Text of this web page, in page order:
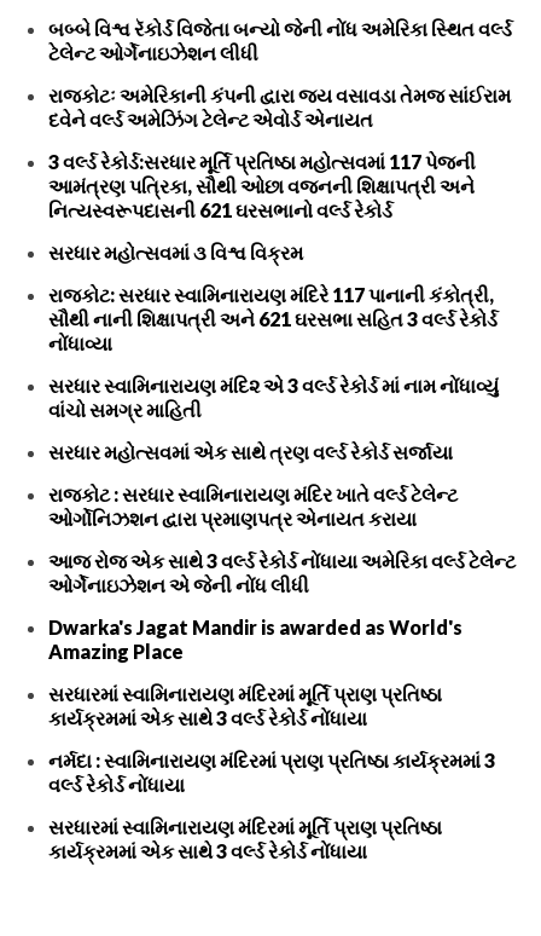
બબ્બે વિશ્વ રૅકોર્ડ વિજેતા બન્યો જેની નોંધ અમેરિકા સ્થિત વર્લ્ડ
ટેલેન્ટ ઓર્ગેનાઇઝેશન લીધી
રાજકોટઃ અમેરિકાની કંપની દ્વારા જય વસાવડા તેમજ સાંઈરામ
દવેને વર્લ્ડ અમેઝિંગ ટેલેન્ટ એવોર્ડ એનાયત
3 વર્લ્ડ રેકોર્ડ:સરધાર મૂર્તિ પ્રતિષ્ઠા મહોત્સવમાં 117 પેજની
આમંત્રણ પત્રિકા, સૌથી ઓછા વજનની શિક્ષાપત્રી અને
નિત્યસ્વરૂપદાસની 621 ઘરસભાનો વર્લ્ડ રેકોર્ડ
સરધાર મહોત્સવમાં ૩ વિશ્વ વિક્રમ
રાજકોટ: સરધાર સ્વામિનારાયણ મંદિરે 117 પાનાની કંકોત્રી,
સૌથી નાની શિક્ષાપત્રી અને 621 ઘરસભા સહિત 3 વર્લ્ડ રેકોર્ડ
નોંધાવ્યા
સરધાર સ્વામિનારાયણ મંદિ૨ એ 3 વર્લ્ડ રેકોર્ડ માં નામ નોંધાવ્યું
વાંચો સમગ્ર માહિતી
સરધાર મહોત્સવમાં એક સાથે ત્રણ વર્લ્ડ રેકોર્ડ સર્જાયા
રાજકોટ : સરધાર સ્વામિનારાયણ મંદિર ખાતે વર્લ્ડ ટેલેન્ટ
ઓર્ગોનિઝશન દ્વારા પ્રમાણપત્ર એનાયત કરાયા
આજ રોજ એક સાથે 3 વર્લ્ડ રેકોર્ડ નોંધાયા અમેરિકા વર્લ્ડ ટેલેન્ટ
ઓર્ગેનાઇઝેશન એ જેની નોંધ લીધી
Dwarka's Jagat Mandir is awarded as World's
Amazing Place
સરધારમાં સ્વામિનારાયણ મંદિરમાં મૂર્તિ પ્રાણ પ્રતિષ્ઠા
કાર્યક્રમમાં એક સાથે 3 વર્લ્ડ રેકોર્ડ નોંધાયા
નર્મદા : સ્વામિનારાયણ મંદિરમાં પ્રાણ પ્રતિષ્ઠા કાર્યક્રમમાં 3
વર્લ્ડ રેકોર્ડ નોંધાયા
સરધારમાં સ્વામિનારાયણ મંદિરમાં મૂર્તિ પ્રાણ પ્રતિષ્ઠા
કાર્યક્રમમાં એક સાથે 3 વર્લ્ડ રેકોર્ડ નોંધાયા